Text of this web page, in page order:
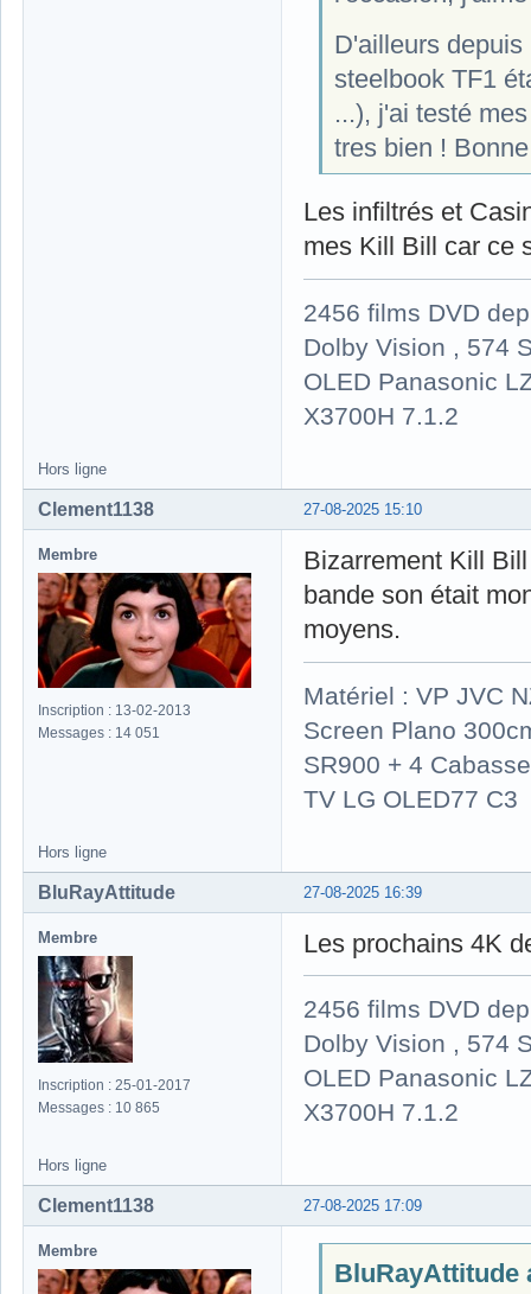
D'ailleurs
steelbook TF1
...), j'ai testé
tres bien !
Les infiltrés et
mes Kill Bill car ce
2456 films DVD
Dolby Vision , 574
OLED Panasonic
X3700H 7.1.2
Hors ligne
27-08-2025 15:10
Clement1138
Membre
Inscription : 13-02-2013
Messages : 14 051
Bizarrement Kill
bande son était
moyens.
Matériel : VP JVC
Screen Plano
SR900 + 4
TV LG OLED77 C3
Hors ligne
27-08-2025 16:39
BluRayAttitude
Membre
Inscription : 25-01-2017
Messages : 10 865
Les prochains 4K
2456 films DVD
Dolby Vision , 574
OLED Panasonic
X3700H 7.1.2
Hors ligne
27-08-2025 17:09
Clement1138
Membre
BluRayAttitude